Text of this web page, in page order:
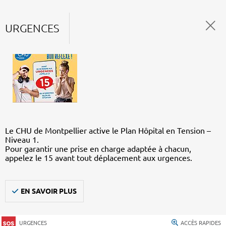
URGENCES
Le CHU de Montpellier active le Plan Hôpital en Tension –
Niveau 1.
Pour garantir une prise en charge adaptée à chacun,
appelez le 15 avant tout déplacement aux urgences.
EN SAVOIR PLUS
URGENCES ACCÈS RAPIDES